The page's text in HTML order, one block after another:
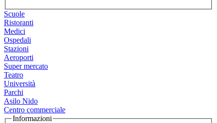
Scuole
Ristoranti
Medici
Ospedali
Stazioni
Aeroporti
Super mercato
Teatro
Università
Parchi
Asilo Nido
Centro commerciale
Informazioni